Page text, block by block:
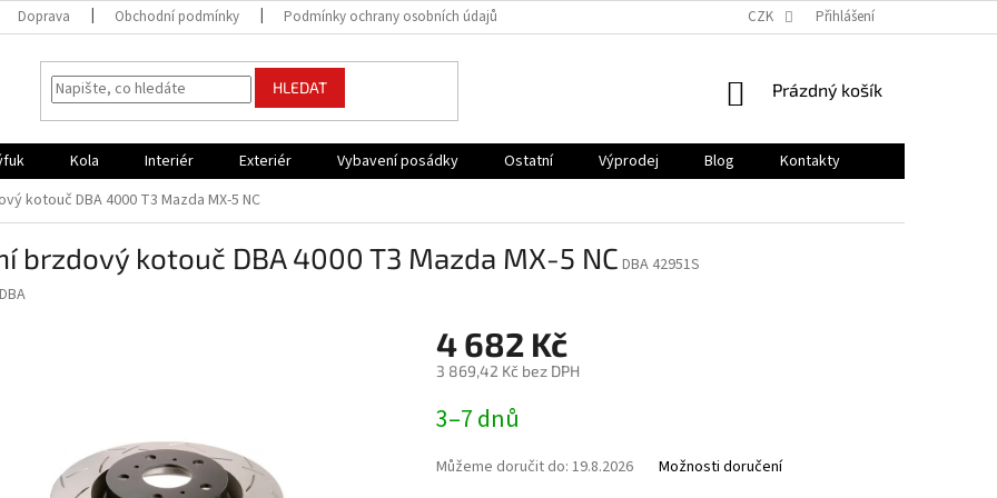
Doprava Obchodní podmínky Podmínky ochrany osobních údajů CZK Přihlášení
HLEDAT
NÁKUPNÍ
Prázdný košík
Kola Interiér Exteriér Vybavení posádky Ostatní Výprodej Blog
Kontakty
kotouč DBA 4000 T3 Mazda MX-5 NC
brzdový kotouč DBA 4000 T3 Mazda MX-5 NC DBA 42951S
DBA
4 682 Kč
3 869,42 Kč bez DPH
cena:
3–7 dnů
Můžeme doručit do: 19.8.2026 Možnosti doručení